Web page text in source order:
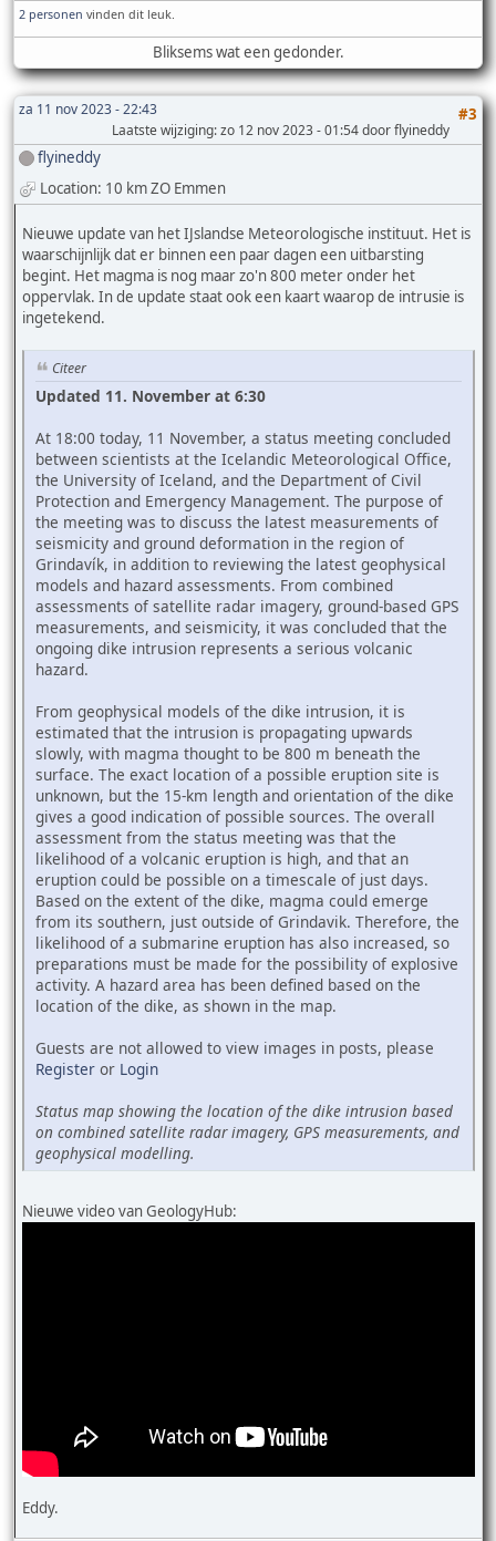
2 personen vinden dit leuk.
Bliksems wat een gedonder.
za 11 nov 2023 - 22:43 #3
Laatste wijziging: zo 12 nov 2023 - 01:54 door flyineddy
flyineddy
Location: 10 km ZO Emmen
Nieuwe update van het IJslandse Meteorologische instituut. Het is
waarschijnlijk dat er binnen een paar dagen een uitbarsting
begint. Het magma is nog maar zo'n 800 meter onder het
oppervlak. In de update staat ook een kaart waarop de intrusie is
ingetekend.
Citeer
Updated 11. November at 6:30
At 18:00 today, 11 November, a status meeting concluded
between scientists at the Icelandic Meteorological Office,
the University of Iceland, and the Department of Civil
Protection and Emergency Management. The purpose of
the meeting was to discuss the latest measurements of
seismicity and ground deformation in the region of
Grindavík, in addition to reviewing the latest geophysical
models and hazard assessments. From combined
assessments of satellite radar imagery, ground-based GPS
measurements, and seismicity, it was concluded that the
ongoing dike intrusion represents a serious volcanic
hazard.
From geophysical models of the dike intrusion, it is
estimated that the intrusion is propagating upwards
slowly, with magma thought to be 800 m beneath the
surface. The exact location of a possible eruption site is
unknown, but the 15-km length and orientation of the dike
gives a good indication of possible sources. The overall
assessment from the status meeting was that the
likelihood of a volcanic eruption is high, and that an
eruption could be possible on a timescale of just days.
Based on the extent of the dike, magma could emerge
from its southern, just outside of Grindavik. Therefore, the
likelihood of a submarine eruption has also increased, so
preparations must be made for the possibility of explosive
activity. A hazard area has been defined based on the
location of the dike, as shown in the map.
Guests are not allowed to view images in posts, please
Register or Login
Status map showing the location of the dike intrusion based
on combined satellite radar imagery, GPS measurements, and
geophysical modelling.
Nieuwe video van GeologyHub:
Eddy.